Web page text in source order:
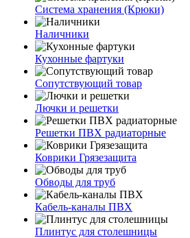
Система хранения (Крюки)
Наличники
Кухонные фартуки
Сопутствующий товар
Лючки и решетки
Решетки ПВХ радиаторные
Коврики Грязезащита
Обводы для труб
Кабель-каналы ПВХ
Плинтус для столешницы